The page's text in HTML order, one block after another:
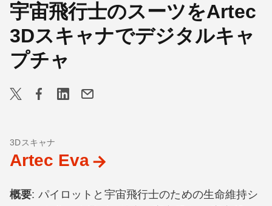
宇宙飛行士のスーツをArtec
3Dスキャナでデジタルキャ
プチャ
3Dスキャナ
Artec Eva
概要: パイロットと宇宙飛行士のための生命維持シ